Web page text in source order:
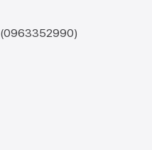
(0963352990)